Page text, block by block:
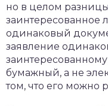
но в целом
заинтересованное
одинаковый
заявление
бумажный, а не
том, что его можно